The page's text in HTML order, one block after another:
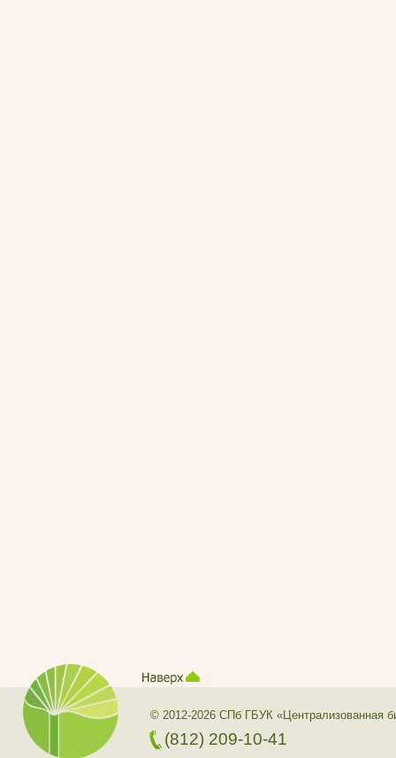
© 2012-2026 СПб ГБУК «Централизованная
(812) 209-10-41